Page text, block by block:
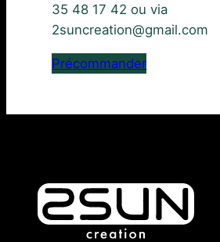
35 48 17 42 ou via
2suncreation@gmail.com
Précommander